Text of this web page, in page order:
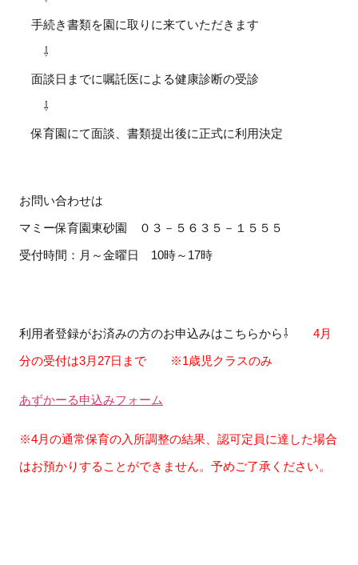
手続き書類を園に取りに来ていただきます
⇩
面談日までに嘱託医による健康診断の受診
⇩
保育園にて面談、書類提出後に正式に利用決定
お問い合わせは
マミー保育園東砂園 ０３－５６３５－１５５５
受付時間：月～金曜日 10時～17時
利用者登録がお済みの方のお申込みはこちらから⇩
4月
分の受付は3月27日まで ※1歳児クラスのみ
あずかーる申込みフォーム
※4月の通常保育の入所調整の結果、認可定員に達した場合
はお預かりすることができません。予めご了承ください。